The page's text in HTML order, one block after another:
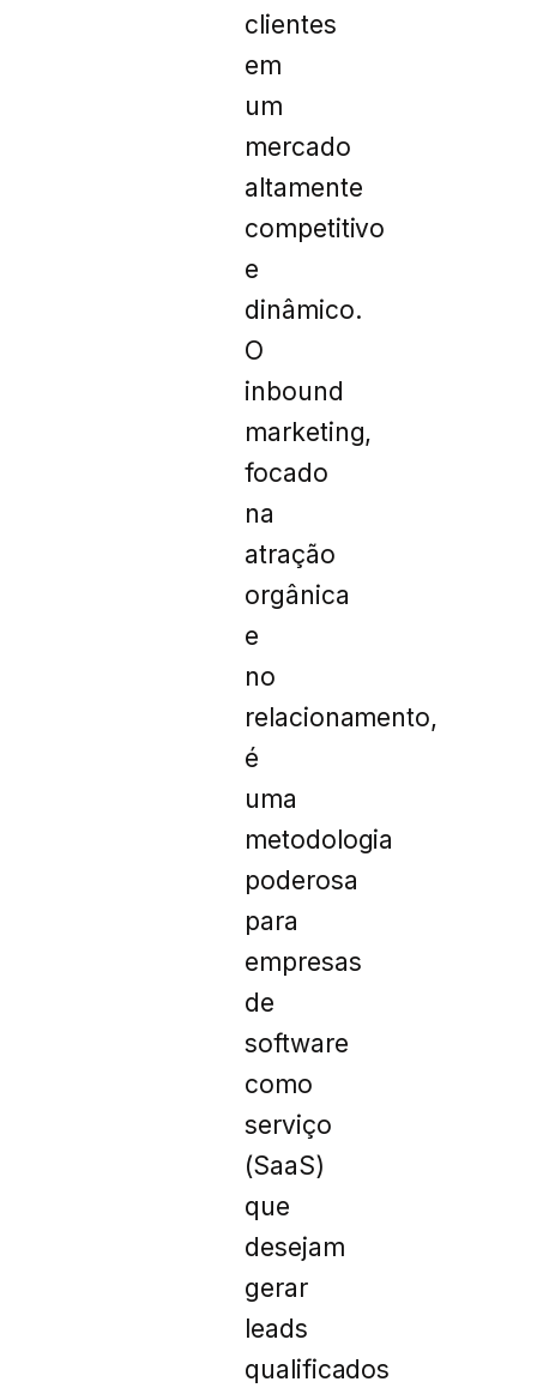
clientes
em
um
mercado
altamente
competitivo
e
dinâmico.
O
inbound
marketing,
focado
na
atração
orgânica
e
no
relacionamento,
é
uma
metodologia
poderosa
para
empresas
de
software
como
serviço
(SaaS)
que
desejam
gerar
leads
qualificados